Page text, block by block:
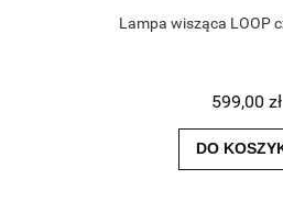
Lampa wisząca LOOP
599,00 zł
DO